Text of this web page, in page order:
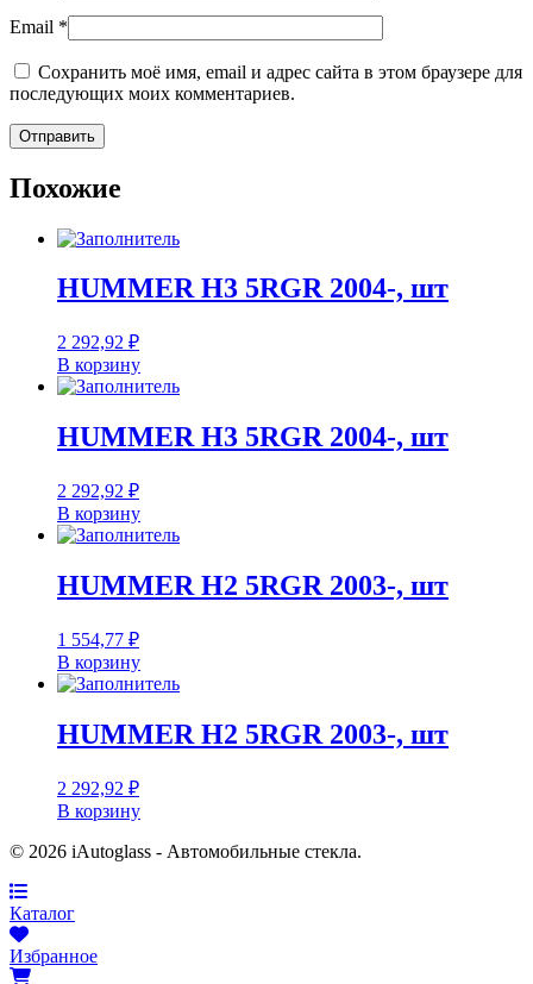
Email *
Сохранить моё имя, email и адрес сайта в этом браузере для
последующих моих комментариев.
Похожие
HUMMER H3 5RGR 2004-, шт
2 292,92 ₽
В корзину
HUMMER H3 5RGR 2004-, шт
2 292,92 ₽
В корзину
HUMMER H2 5RGR 2003-, шт
1 554,77 ₽
В корзину
HUMMER H2 5RGR 2003-, шт
2 292,92 ₽
В корзину
© 2026 iAutoglass - Автомобильные стекла.
Каталог
Избранное